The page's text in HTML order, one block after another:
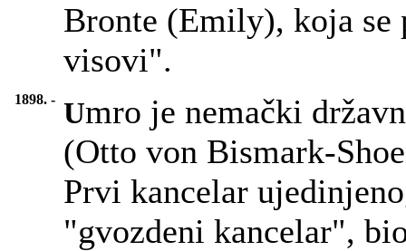
Bronte (Emily), koja se
visovi".
1898. - Umro je nemački
(Otto von Bismark-
Prvi kancelar
"gvozdeni kancelar",